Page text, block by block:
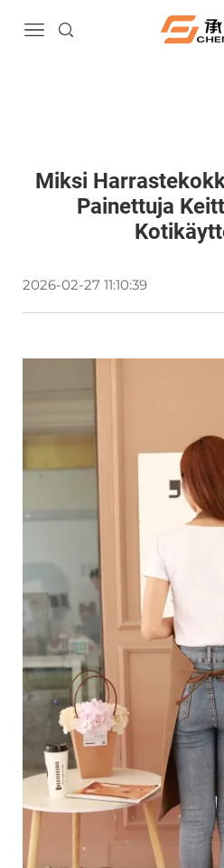
Miksi
Painettuja
2026-02-27 11:10:39